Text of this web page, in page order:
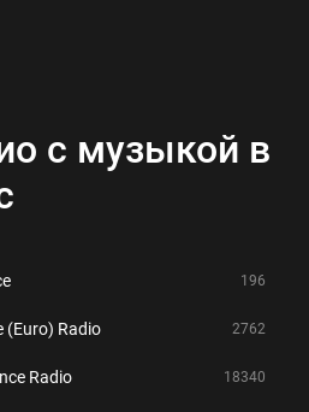
с музыкой в
196
(Euro) Radio 2762
Radio 18340